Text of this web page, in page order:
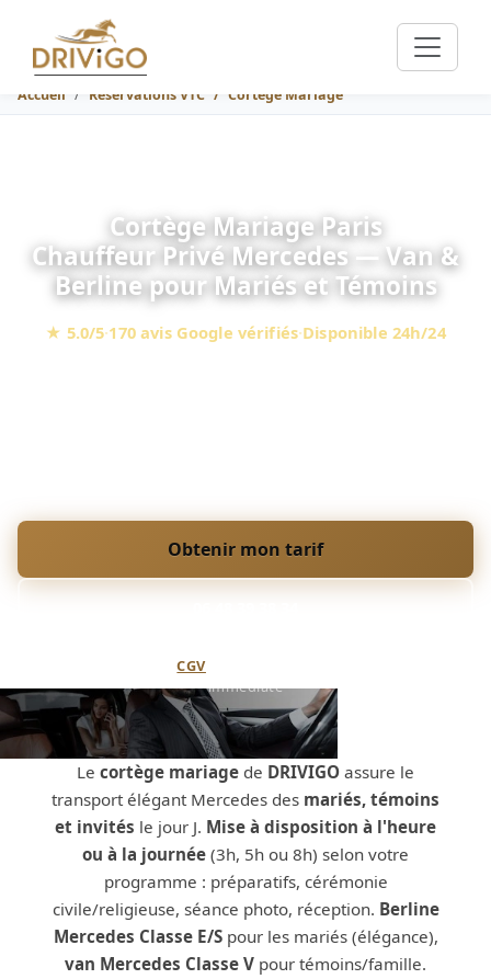
Accueil Réservations VTC Cortège Mariage
Cortège Mariage Paris
Chauffeur Privé Mercedes — Van &
Berline pour Mariés et Témoins
★ 5.0/5·170 avis Google vérifiés·Disponible 24h/24
Obtenir mon tarif
Annulation flexible (CGV) · Paiement sécurisé · Confirmation
immédiate
Le cortège mariage de DRIVIGO assure le
transport élégant Mercedes des mariés, témoins
et invités le jour J. Mise à disposition à l'heure
ou à la journée (3h, 5h ou 8h) selon votre
programme : préparatifs, cérémonie
civile/religieuse, séance photo, réception. Berline
Mercedes Classe E/Spour les mariés (élégance),
van Mercedes Classe V pour témoins/famille.